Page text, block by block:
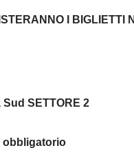
I BIGLIETTI
SETTORE 2
obbligatorio